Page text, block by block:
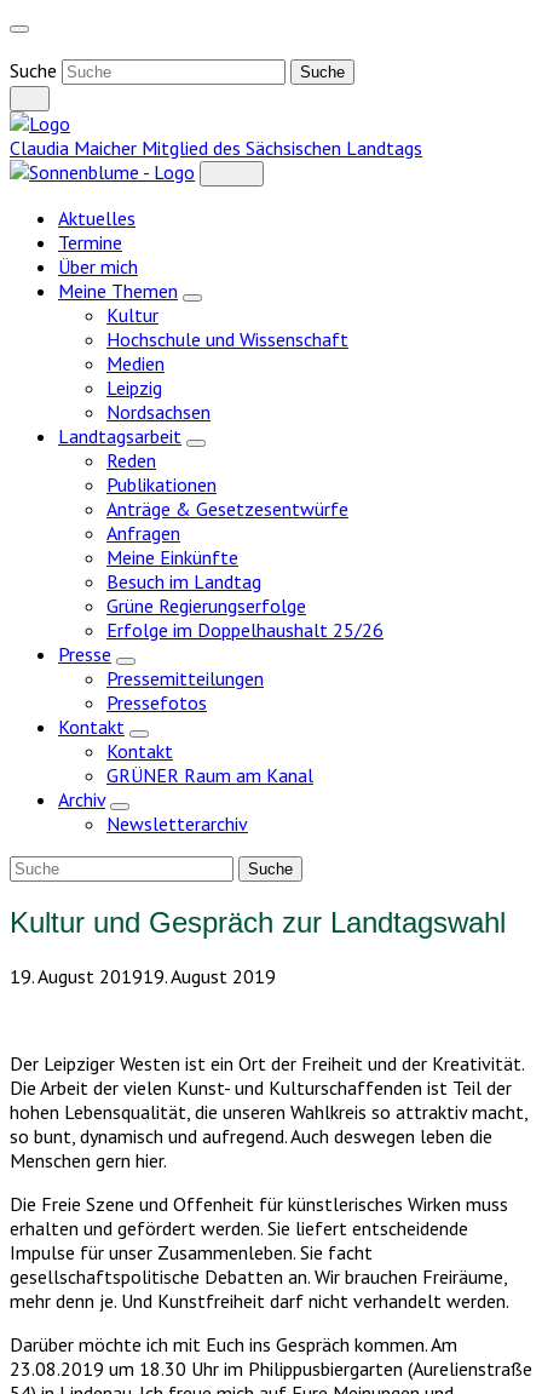
Weiter
Inhalt
Suche
Claudia Maicher Mitglied des Sächsischen Landtags
Aktuelles
Termine
Über mich
Meine Themen
Zeige
Kultur
Hochschule und Wissenschaft
Medien
Leipzig
Nordsachsen
Landtagsarbeit
Zeige
Reden
Publikationen
Anträge & Gesetzesentwürfe
Anfragen
Meine Einkünfte
Besuch im Landtag
Grüne Regierungserfolge
Erfolge im Doppelhaushalt 25/26
Presse
Zeige
Untermenü
Pressemitteilungen
Pressefotos
Kontakt
Zeige
Untermenü
Kontakt
GRÜNER Raum am Kanal
Archiv
Zeige
Untermenü
Newsletterarchiv
Kultur und Gespräch zur Landtagswahl
19. August 201919. August 2019
Der Leipziger Westen ist ein Ort der Freiheit und der Kreativität.
Die Arbeit der vielen Kunst- und Kulturschaffenden ist Teil der
hohen Lebensqualität, die unseren Wahlkreis so attraktiv macht,
so bunt, dynamisch und aufregend. Auch deswegen leben die
Menschen gern hier.
Die Freie Szene und Offenheit für künstlerisches Wirken muss
erhalten und gefördert werden. Sie liefert entscheidende
Impulse für unser Zusammenleben. Sie facht
gesellschaftspolitische Debatten an. Wir brauchen Freiräume,
mehr denn je. Und Kunstfreiheit darf nicht verhandelt werden.
Darüber möchte ich mit Euch ins Gespräch kommen. Am
23.08.2019 um 18.30 Uhr im Philippusbiergarten (Aurelienstraße